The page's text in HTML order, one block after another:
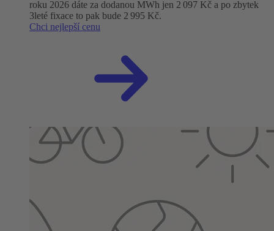
roku 2026 dáte za dodanou MWh jen 2 097 Kč a po zbytek
3leté fixace to pak bude 2 995 Kč.
Chci nejlepší cenu